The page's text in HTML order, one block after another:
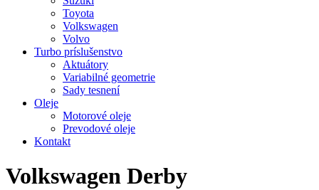
Toyota
Volkswagen
Volvo
Turbo príslušenstvo
Aktuátory
Variabilné geometrie
Sady tesnení
Oleje
Motorové oleje
Prevodové oleje
Kontakt
Volkswagen Derby